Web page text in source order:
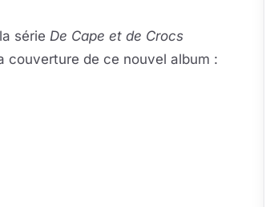
série De Cape et de Crocs
couverture de ce nouvel album :